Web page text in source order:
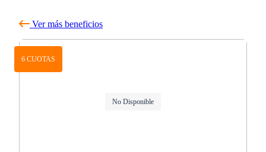
Ver más beneficios
6 CUOTAS
No Disponible